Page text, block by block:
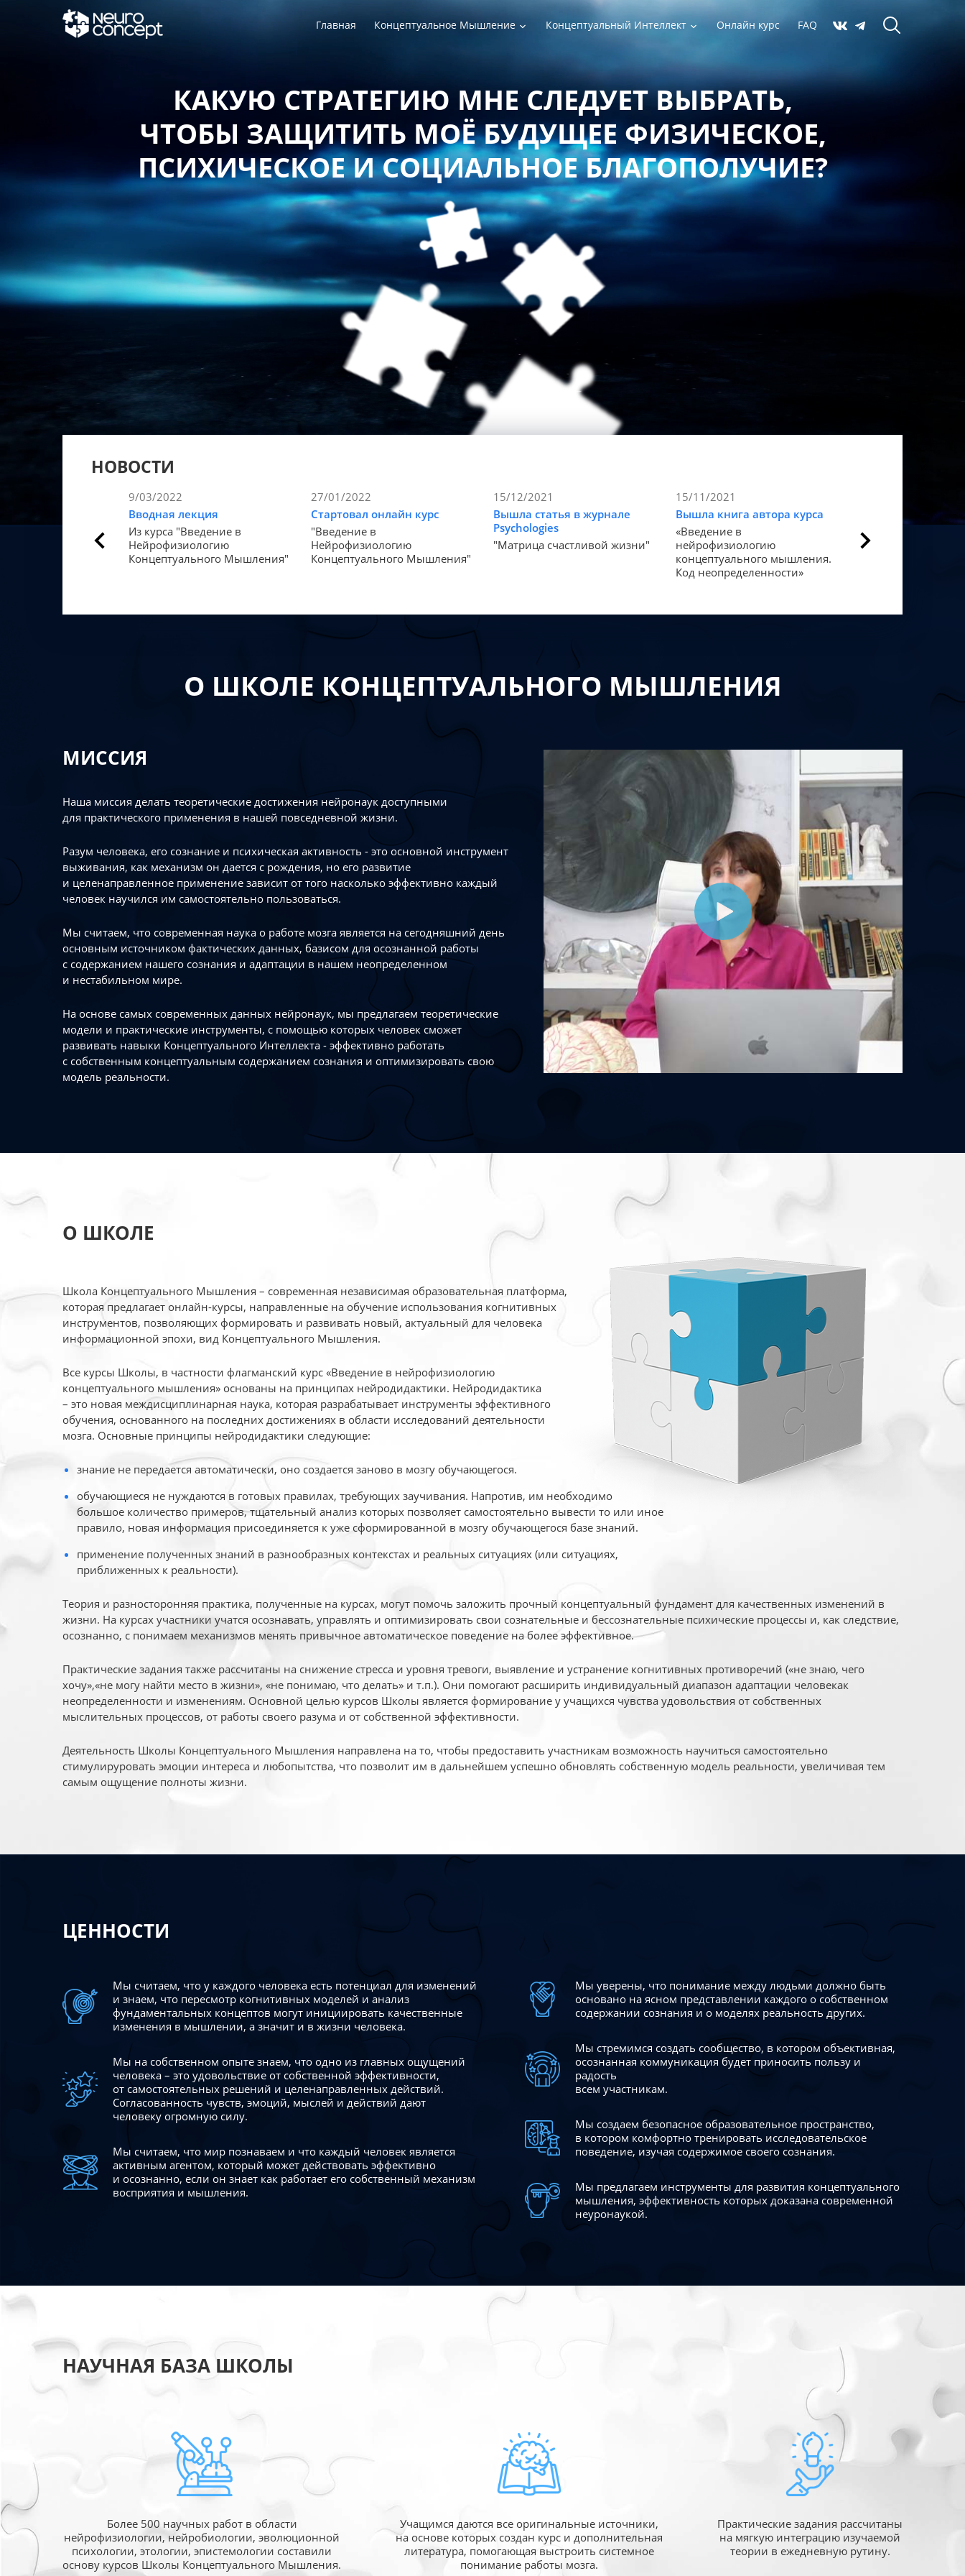
Главная Концептуальное Мышление Концептуальный Интеллект Онлайн курс FAQ
КАКУЮ СТРАТЕГИЮ МНЕ СЛЕДУЕТ ВЫБРАТЬ,
ЧТОБЫ ЗАЩИТИТЬ МОЁ БУДУЩЕЕ ФИЗИЧЕСКОЕ,
ПСИХИЧЕСКОЕ И СОЦИАЛЬНОЕ БЛАГОПОЛУЧИЕ?
НОВОСТИ
9/03/2022
Вводная лекция
Из курса "Введение в
Нейрофизиологию
Концептуального Мышления"
27/01/2022
Стартовал онлайн курс
"Введение в
Нейрофизиологию
Концептуального Мышления"
15/12/2021
Вышла статья в журнале
Psychologies
"Матрица счастливой жизни"
15/11/2021
Вышла книга автора курса
«Введение в
нейрофизиологию
концептуального мышления.
Код неопределенности»
Статья в Forbes
Как мозг
«счастье».
О ШКОЛЕ КОНЦЕПТУАЛЬНОГО МЫШЛЕНИЯ
МИССИЯ
Наша миссия делать теоретические достижения нейронаук доступными
для практического применения в нашей повседневной жизни.
Разум человека, его сознание и психическая активность - это основной инструмент
выживания, как механизм он дается с рождения, но его развитие
и целенаправленное применение зависит от того насколько эффективно каждый
человек научился им самостоятельно пользоваться.
Мы считаем, что современная наука о работе мозга является на сегодняшний день
основным источником фактических данных, базисом для осознанной работы
с содержанием нашего сознания и адаптации в нашем неопределенном
и нестабильном мире.
На основе самых современных данных нейронаук, мы предлагаем теоретические
модели и практические инструменты, с помощью которых человек сможет
развивать навыки Концептуального Интеллекта - эффективно работать
с собственным концептуальным содержанием сознания и оптимизировать свою
модель реальности.
О ШКОЛЕ
Школа Концептуального Мышления – современная независимая образовательная платформа,
которая предлагает онлайн-курсы, направленные на обучение использования когнитивных
инструментов, позволяющих формировать и развивать новый, актуальный для человека
информационной эпохи, вид Концептуального Мышления.
Все курсы Школы, в частности флагманский курс «Введение в нейрофизиологию
концептуального мышления» основаны на принципах нейродидактики. Нейродидактика
– это новая междисциплинарная наука, которая разрабатывает инструменты эффективного
обучения, основанного на последних достижениях в области исследований деятельности
мозга. Основные принципы нейродидактики следующие:
знание не передается автоматически, оно создается заново в мозгу обучающегося.
обучающиеся не нуждаются в готовых правилах, требующих заучивания. Напротив, им необходимо
большое количество примеров, тщательный анализ которых позволяет самостоятельно вывести то или иное
правило, новая информация присоединяется к уже сформированной в мозгу обучающегося базе знаний.
применение полученных знаний в разнообразных контекстах и реальных ситуациях (или ситуациях,
приближенных к реальности).
Теория и разносторонняя практика, полученные на курсах, могут помочь заложить прочный концептуальный фундамент для качественных изменений в
жизни. На курсах участники учатся осознавать, управлять и оптимизировать свои сознательные и бессознательные психические процессы и, как следствие,
осознанно, с понимаем механизмов менять привычное автоматическое поведение на более эффективное.
Практические задания также рассчитаны на снижение стресса и уровня тревоги, выявление и устранение когнитивных противоречий («не знаю, чего
хочу»,«не могу найти место в жизни», «не понимаю, что делать» и т.п.). Они помогают расширить индивидуальный диапазон адаптации человекак
неопределенности и изменениям. Основной целью курсов Школы является формирование у учащихся чувства удовольствия от собственных
мыслительных процессов, от работы своего разума и от собственной эффективности.
Деятельность Школы Концептуального Мышления направлена на то, чтобы предоставить участникам возможность научиться самостоятельно
стимулируровать эмоции интереса и любопытства, что позволит им в дальнейшем успешно обновлять собственную модель реальности, увеличивая тем
самым ощущение полноты жизни.
ЦЕННОСТИ
Мы считаем, что у каждого человека есть потенциал для изменений
и знаем, что пересмотр когнитивных моделей и анализ
фундаментальных концептов могут инициировать качественные
изменения в мышлении, а значит и в жизни человека.
Мы на собственном опыте знаем, что одно из главных ощущений
человека – это удовольствие от собственной эффективности,
от самостоятельных решений и целенаправленных действий.
Согласованность чувств, эмоций, мыслей и действий дают
человеку огромную силу.
Мы считаем, что мир познаваем и что каждый человек является
активным агентом, который может действовать эффективно
и осознанно, если он знает как работает его собственный механизм
восприятия и мышления.
Мы уверены, что понимание между людьми должно быть
основано на ясном представлении каждого о собственном
содержании сознания и о моделях реальность других.
Мы стремимся создать сообщество, в котором объективная,
осознанная коммуникация будет приносить пользу и
радость
всем участникам.
Мы создаем безопасное образовательное пространство,
в котором комфортно тренировать исследовательское
поведение, изучая содержимое своего сознания.
Мы предлагаем инструменты для развития концептуального
мышления, эффективность которых доказана современной
неуронаукой.
НАУЧНАЯ БАЗА ШКОЛЫ
Более 500 научных работ в области
нейрофизиологии, нейробиологии, эволюционной
психологии, этологии, эпистемологии составили
основу курсов Школы Концептуального Мышления.
Учащимся даются все оригинальные источники,
на основе которых создан курс и дополнительная
литература, помогающая выстроить системное
понимание работы мозга.
Практические задания рассчитаны
на мягкую интеграцию изучаемой
теории в ежедневную рутину.